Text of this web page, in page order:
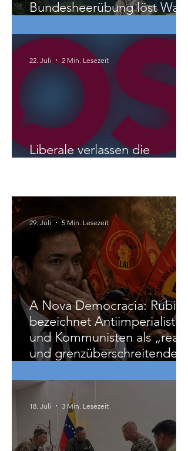
OÖ/Ramsau/Molln:
Bundesheerübung löst Wald-
und Wiesenbrand aus
Liberale verlassen die
NEOS?
2 Min. Lesezeit
International
A Nova Democracia: Rubio
bezeichnet Antiimperialisten
und Kommunisten als „reale
und grenzüberschreitende
Bedrohung“
5 Min. Lesezeit